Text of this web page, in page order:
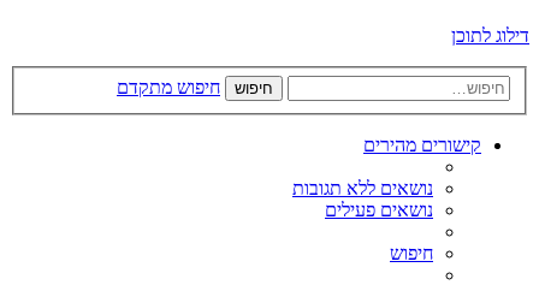
דילוג לתוכן
חיפוש חיפוש מתקדם
קישורים מהירים
נושאים ללא תגובות
נושאים פעילים
חיפוש